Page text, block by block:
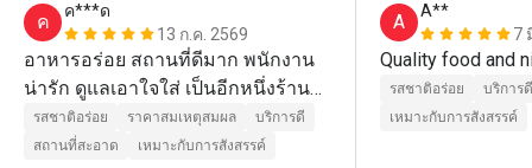
ค
ค***ด
13 ก.ค. 2569
อาหารอร่อย สถานที่ดีมาก พนักงาน
น่ารัก ดูแลเอาใจใส่ เป็นอีกหนึ่งร้าน
ที่มาทานประจำ ยิ่งมีโปร ยิ่งได้ราคาที่
ดีมาก
รสชาติอร่อย ราคาสมเหตุสมผล
บริการดี
สถานที่สะอาด
เหมาะกับการสังสรรค์
A
A**
7
รสชาติอร่อย
บริการดี
เหมาะกับการสังสรรค์